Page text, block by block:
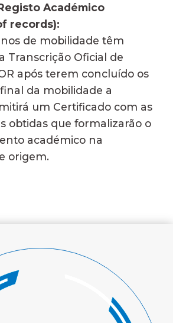
Académico
records):
de mobilidade têm
Transcrição Oficial de
após terem concluído os
da mobilidade a
um Certificado com as
obtidas que formalizarão o
académico na
origem.